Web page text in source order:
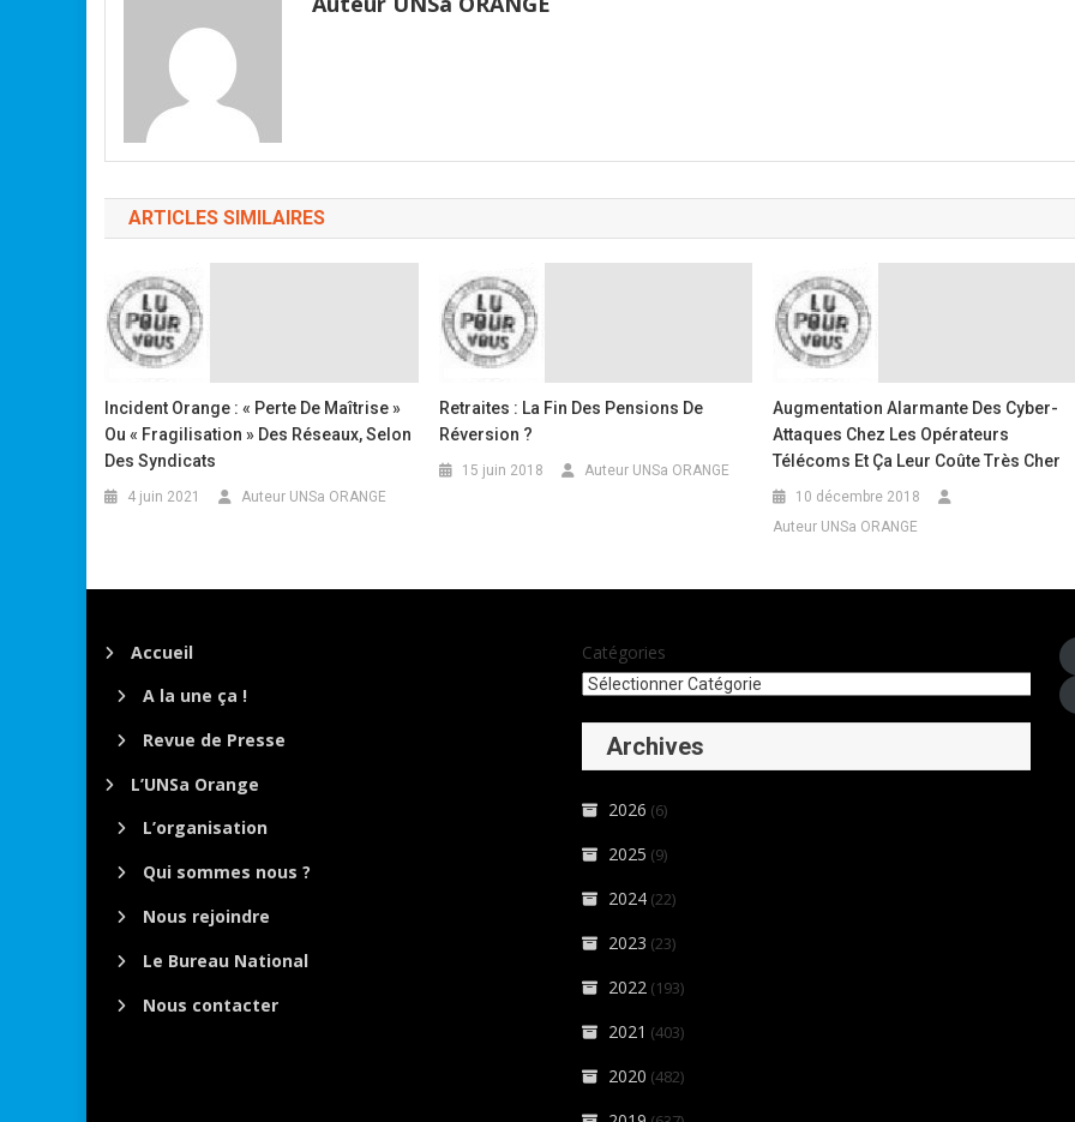
ARTICLES SIMILAIRES
Incident Orange : « Perte De Maîtrise »
Ou « Fragilisation » Des Réseaux, Selon
Des Syndicats
4 juin 2021 Auteur UNSa ORANGE
Retraites : La Fin Des Pensions De
Réversion ?
15 juin 2018 Auteur UNSa ORANGE
Augmentation Alarmante Des Cyber-
Attaques Chez Les Opérateurs
Télécoms Et Ça Leur Coûte Très Cher
10 décembre 2018
Auteur UNSa ORANGE
Accueil
A la une ça !
Revue de Presse
L’UNSa Orange
L’organisation
Qui sommes nous ?
Nous rejoindre
Le Bureau National
Nous contacter
Catégories
Archives
2026 (6)
2025 (9)
2024 (22)
2023 (23)
2022 (193)
2021 (403)
2020 (482)